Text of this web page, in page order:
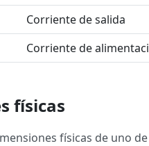
Corriente de salida
Corriente de
físicas
físicas de uno